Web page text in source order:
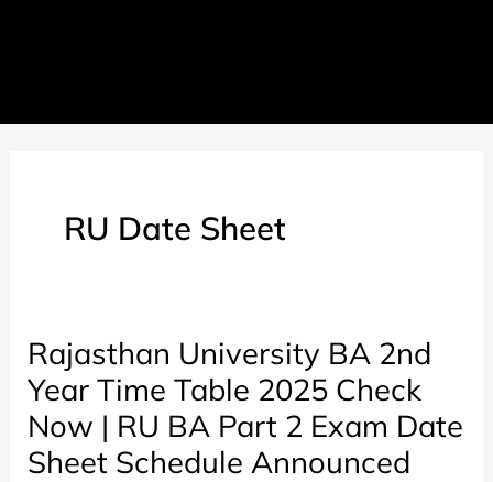
RU Date Sheet
Rajasthan University BA 2nd
Year Time Table 2025 Check
Now | RU BA Part 2 Exam Date
Sheet Schedule Announced